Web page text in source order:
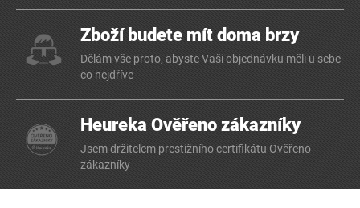
Zboží budete mít doma brzy
Dělám vše proto, abyste Vaši objednávku měli u sebe
co nejdříve
Heureka Ověřeno zákazníky
Jsem držitelem prestižního certifikátu Ověřeno
zákazníky